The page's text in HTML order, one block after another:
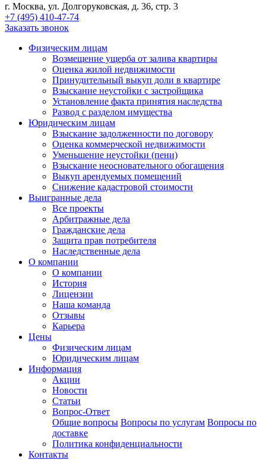
г. Москва, ул. Долгоруковская, д. 36, стр. 3
+7 (495) 410-47-74
Заказать звонок
Физическим лицам
Возмещение ущерба от залива квартиры
Оценка жилой недвижимости
Принудительный выкуп доли в квартире
Взыскание неустойки с застройщика
Установление факта принятия наследства
Развод с разделом имущества
Юридическим лицам
Взыскание задолженности по договору
Оценка коммерческой недвижимости
Уменьшение неустойки (пени)
Взыскание неосновательного обогащения
Выкуп арендуемых помещений
Снижение кадастровой стоимости
Выигранные дела
Все проекты
Арбитражные дела
Гражданские дела
Защита прав потребителя
Наследственные дела
О компании
О компании
История
Лицензии
Наша команда
Отзывы
Карьера
Цены
Физическим лицам
Юридическим лицам
Информация
Акции
Новости
Статьи
Вопрос-Ответ
Общие вопросы Вопросы по услугам Вопросы по
доставке
Политика конфиденциальности
Контакты